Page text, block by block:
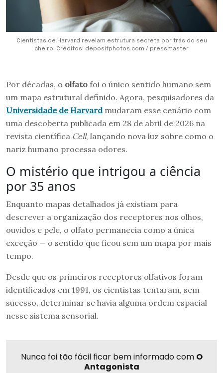
Cientistas de Harvard revelam estrutura secreta por trás do seu
cheiro. Créditos: depositphotos.com / pressmaster
Por décadas, o olfato foi o único sentido humano sem
um mapa estrutural definido. Agora, pesquisadores da
Universidade de Harvardmudaram esse cenário com
uma descoberta publicada em 28 de abril de 2026 na
revista científica Cell, lançando nova luz sobre como o
nariz humano processa odores.
O mistério que intrigou a ciência
por 35 anos
Enquanto mapas detalhados já existiam para
descrever a organização dos receptores nos olhos,
ouvidos e pele, o olfato permanecia como a única
exceção — o sentido que ficou sem um mapa por mais
tempo.
Desde que os primeiros receptores olfativos foram
identificados em 1991, os cientistas tentaram, sem
sucesso, determinar se havia alguma ordem espacial
nesse sistema sensorial.
Nunca foi tão fácil ficar bem informado com O
Antagonista